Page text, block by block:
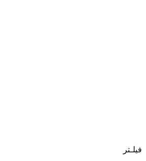
فیلـتر